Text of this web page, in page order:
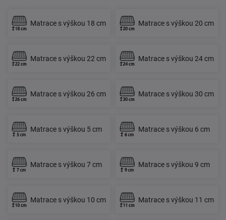
Matrace s výškou 18 cm Matrace s výškou 20 cm
Matrace s výškou 22 cm Matrace s výškou 24 cm
Matrace s výškou 26 cm Matrace s výškou 30 cm
Matrace s výškou 5 cm Matrace s výškou 6 cm
Matrace s výškou 7 cm Matrace s výškou 9 cm
Matrace s výškou 10 cm Matrace s výškou 11 cm